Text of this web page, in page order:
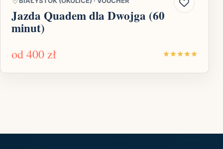
Jazda Quadem dla Dwojga (60
minut)
od400 zł